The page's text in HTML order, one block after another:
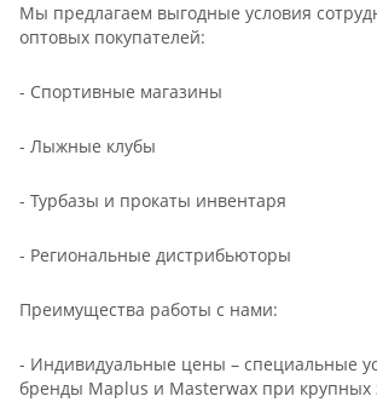
Мы предлагаем выгодные условия
оптовых покупателей:
- Спортивные магазины
- Лыжные клубы
- Турбазы и прокаты инвентаря
- Региональные дистрибьюторы
Преимущества работы с нами:
- Индивидуальные цены – специальные
бренды Maplus и Masterwax при крупных